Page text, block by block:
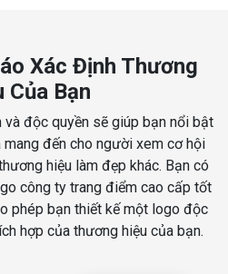
Xác Định Thương
Của Bạn
độc quyền sẽ giúp bạn nổi bật
mang đến cho người xem cơ hội
hiệu làm đẹp khác. Bạn có
công ty trang điểm cao cấp tốt
phép bạn thiết kế một logo độc
hợp của thương hiệu của bạn.